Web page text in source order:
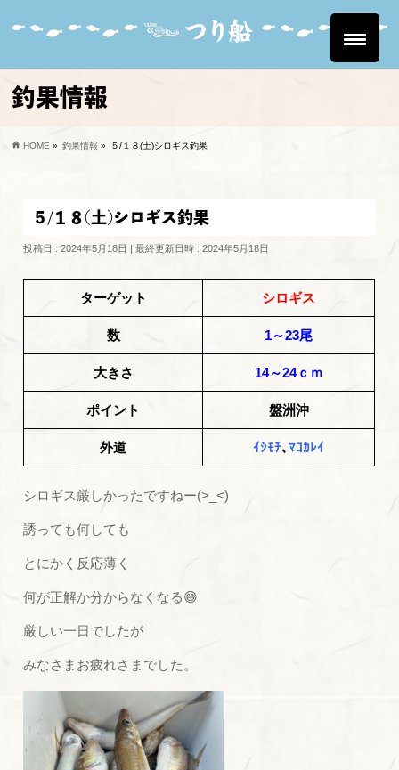
釣果情報
HOME » 釣果情報 » ５/１８(土)シロギス釣果
５/１８(土)シロギス釣果
投稿日 : 2024年5月18日 最終更新日時 : 2024年5月18日
ターゲット シロギス
数 1～23尾
大きさ 14～24ｃｍ
ポイント 盤洲沖
外道 ｲｼﾓﾁ､ﾏｺｶﾚｲ
シロギス厳しかったですねー(>_<)
誘っても何しても
とにかく反応薄く
何が正解か分からなくなる😅
厳しい一日でしたが
みなさまお疲れさまでした。